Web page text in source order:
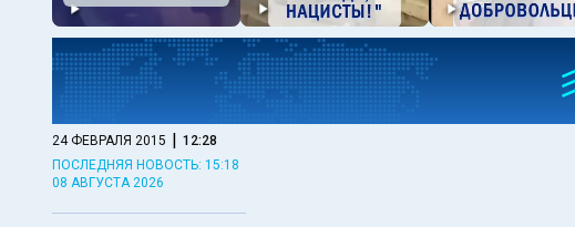
24 ФЕВРАЛЯ 2015 | 12:28
ПОСЛЕДНЯЯ НОВОСТЬ: 15:18
08 АВГУСТА 2026